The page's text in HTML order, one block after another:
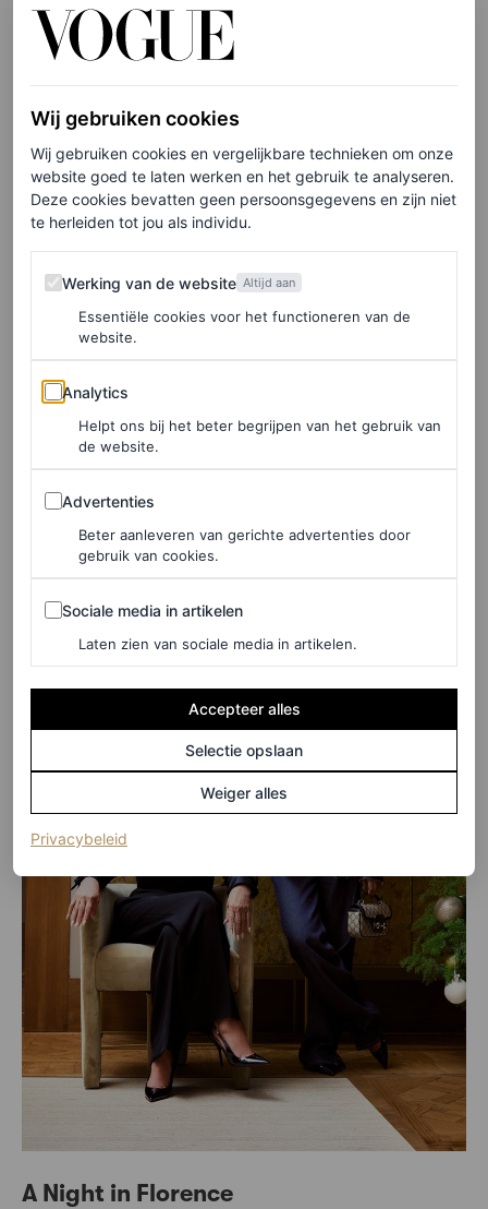
Dit hoofdstuk, samen met Tina en Solange Knowles, gaat
over dat warme gevoel van thuiskomen en je ergens op je
gemak voelen, waardoor je uit je comfortzone durft te
stappen. Laat dat in 2025 terugkomen in je garderobe.
Denk bijvoorbeeld aan het investeren in feestelijke
accessoires en speelse items, zoals
Met ontwerpen in Rosso Ancora-fluweel en metallics
geef je een vleugje extra aan je looks.
A Night in Florence
Wij gebruiken cookies
Wij gebruiken cookies en vergelijkbare technieken om onze
website goed te laten werken en het gebruik te analyseren.
Deze cookies bevatten geen persoonsgegevens en zijn niet
te herleiden tot jou als individu.
Werking van de website
Werking van de website Altijd aan
Essentiële cookies voor het functioneren van de
website.
Analytics
Analytics
Helpt ons bij het beter begrijpen van het gebruik van
de website.
Advertenties
Advertenties
Beter aanleveren van gerichte advertenties door
gebruik van cookies.
Sociale media in artikelen
Sociale media in artikelen
Laten zien van sociale media in artikelen.
Accepteer alles
Selectie opslaan
Weiger alles
Privacybeleid